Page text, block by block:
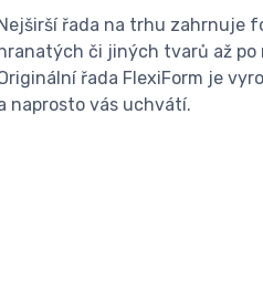
řada na trhu zahrnuje
či jiných tvarů až po
řada FlexiForm je
naprosto vás uchvátí.